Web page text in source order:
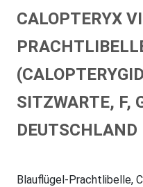
CALOPTERYX
SITZWARTE, F,
DEUTSCHLAND
Blauflügel-Prachtlibelle,